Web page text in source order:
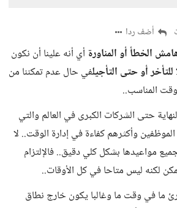
أضف ردا
الخطأ أو المناورة أي أنه علينا أن نكون
أو حتى التأجيلفي حال عدم تمكننا من
المناسب..
حتى الشركات الكبرى في العالم والتي
وأكثرهم كفاءة في إدارة الوقت.. لا
مواعيدها بشكل كلي دقيق.. فالإلتزام
لكنه ليس متاحا في كل الأوقات..
ما في وقت ما وغالبا يكون خارج نطاق